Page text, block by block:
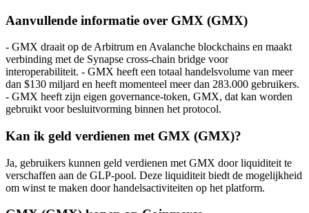
Aanvullende informatie over GMX (GMX)
- GMX draait op de Arbitrum en Avalanche blockchains en maakt
verbinding met de Synapse cross-chain bridge voor
interoperabiliteit. - GMX heeft een totaal handelsvolume van meer
dan $130 miljard en heeft momenteel meer dan 283.000 gebruikers.
- GMX heeft zijn eigen governance-token, GMX, dat kan worden
gebruikt voor besluitvorming binnen het protocol.
Kan ik geld verdienen met GMX (GMX)?
Ja, gebruikers kunnen geld verdienen met GMX door liquiditeit te
verschaffen aan de GLP-pool. Deze liquiditeit biedt de mogelijkheid
om winst te maken door handelsactiviteiten op het platform.